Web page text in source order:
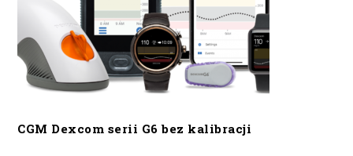
CGM Dexcom serii G6 bez kalibracji